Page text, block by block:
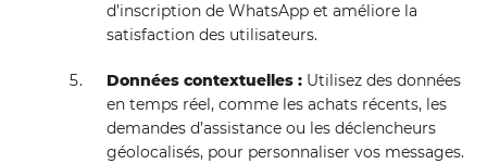
d’inscription de WhatsApp et améliore la
satisfaction des utilisateurs.
Données contextuelles : Utilisez des données
en temps réel, comme les achats récents, les
demandes d’assistance ou les déclencheurs
géolocalisés, pour personnaliser vos messages.